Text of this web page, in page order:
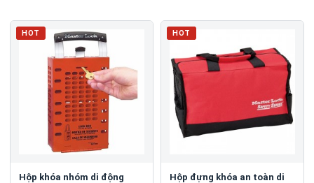
HOT
Hộp khóa nhóm di động
HOT
Hộp đựng khóa an toàn di